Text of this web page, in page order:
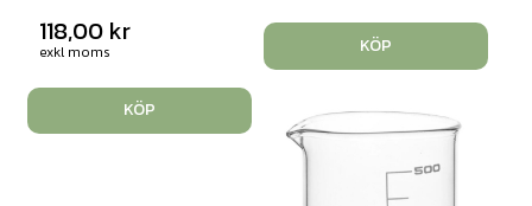
118,00 kr
exkl moms
KÖP
KÖP